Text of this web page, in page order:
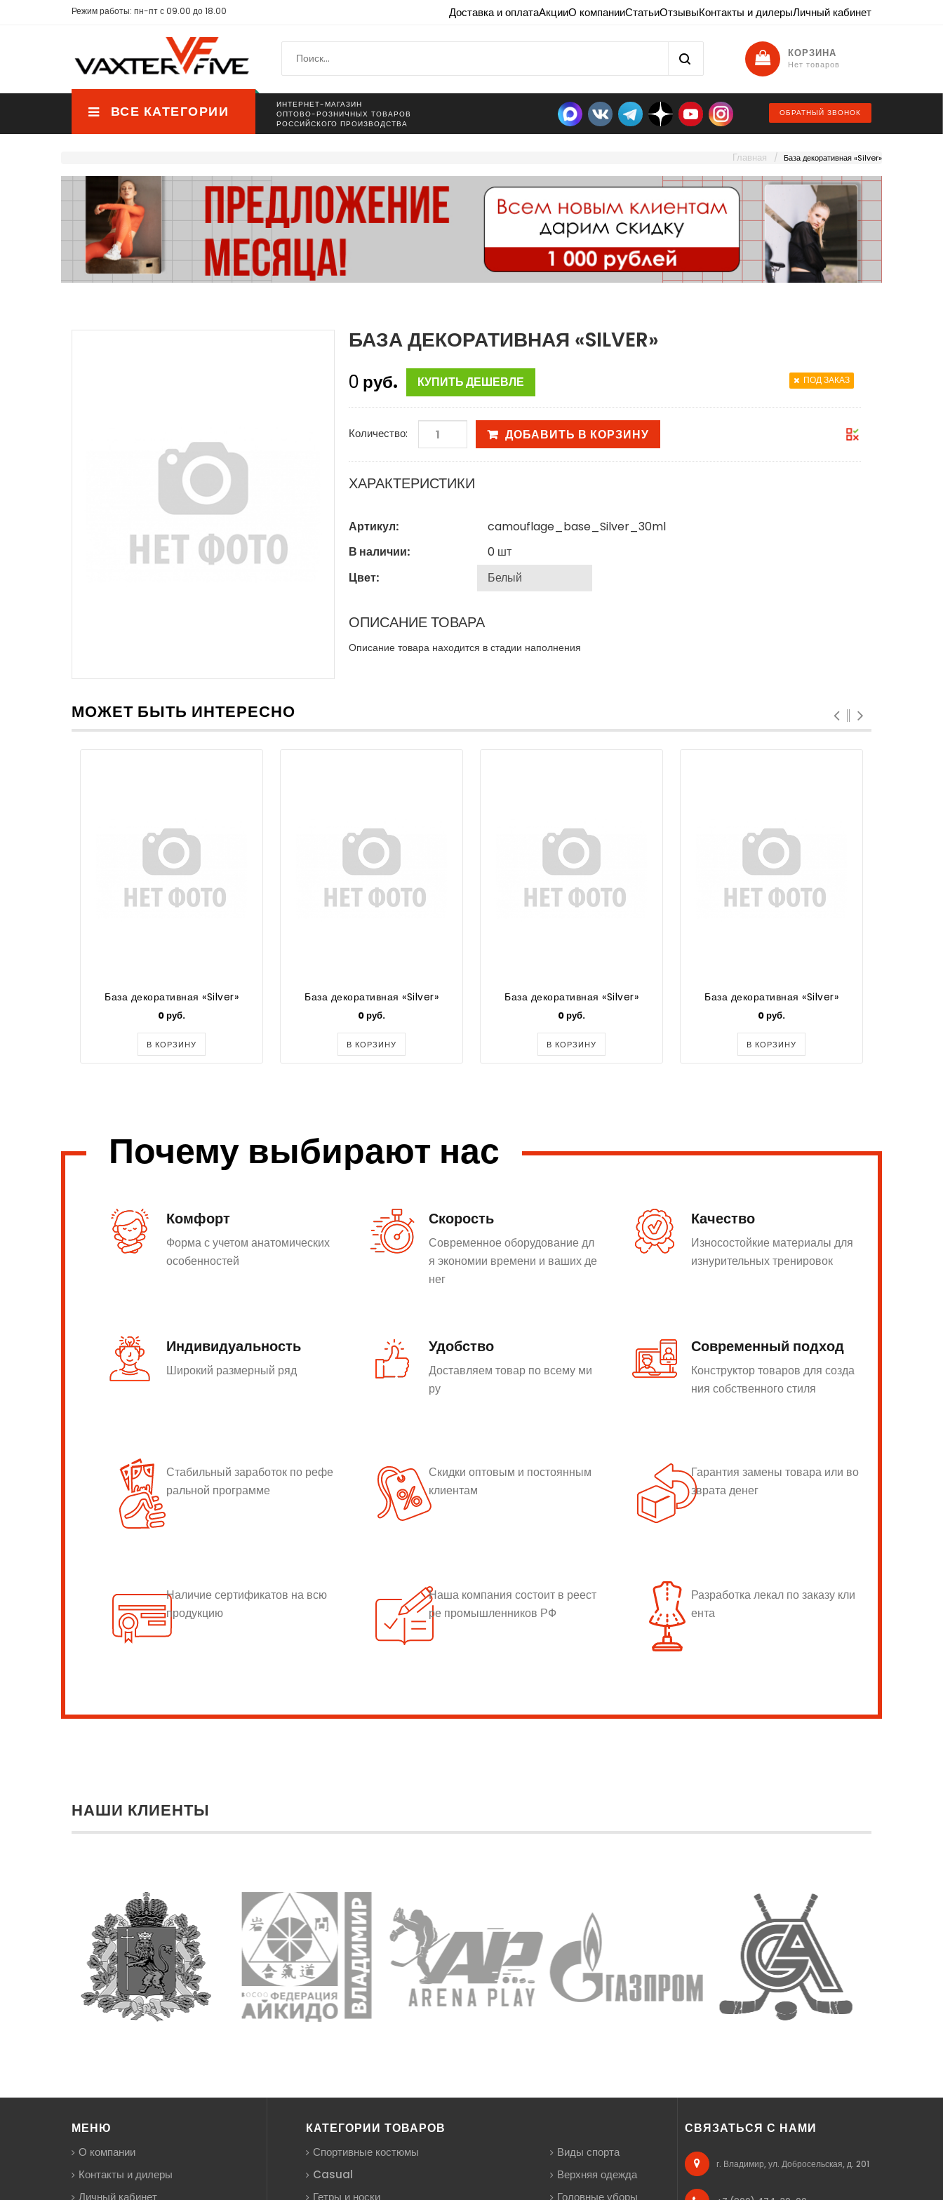
Режим работы: пн-пт с 09.00 до 18.00 Доставка и оплатаАкцииО компанииСтатьиОтзывыКонтакты и дилерыЛичный кабинет
КОРЗИНА
Нет товаров
ВСЕ КАТЕГОРИИ
ИНТЕРНЕТ-МАГАЗИН
ОПТОВО-РОЗНИЧНЫХ ТОВАРОВ
РОССИЙСКОГО ПРОИЗВОДСТВА
ОБРАТНЫЙ ЗВОНОК
Главная База декоративная «Silver»
БАЗА ДЕКОРАТИВНАЯ «SILVER»
0 руб. КУПИТЬ ДЕШЕВЛЕ ПОД ЗАКАЗ
Количество: ДОБАВИТЬ В КОРЗИНУ
ХАРАКТЕРИСТИКИ
Артикул:
camouflage_base_Silver_30ml
В наличии:
0шт
Цвет:
ОПИСАНИЕ ТОВАРА
Описание товара находится в стадии наполнения
МОЖЕТ БЫТЬ ИНТЕРЕСНО
База декоративная «Silver»
0 руб.
В КОРЗИНУ
База декоративная «Silver»
0 руб.
В КОРЗИНУ
База декоративная «Silver»
0 руб.
В КОРЗИНУ
База декоративная «Silver»
0 руб.
В КОРЗИНУ
Почему выбирают нас
Комфорт
Форма с учетом анатомических
особенностей
Скорость
Современное оборудование дл
я экономии времени и ваших де
нег
Качество
Износостойкие материалы для
изнурительных тренировок
Индивидуальность
Широкий размерный ряд
Удобство
Доставляем товар по всему ми
ру
Современный подход
Конструктор товаров для созда
ния собственного стиля
Стабильный заработок по рефе
ральной программе
Скидки оптовым и постоянным
клиентам
Гарантия замены товара или во
зврата денег
Наличие сертификатов на всю
продукцию
Наша компания состоит в реест
ре промышленников РФ
Разработка лекал по заказу кли
ента
НАШИ КЛИЕНТЫ
МЕНЮ
О компании
Контакты и дилеры
КАТЕГОРИИ ТОВАРОВ
Спортивные костюмы
Casual
Виды спорта
Верхняя одежда
СВЯЗАТЬСЯ С НАМИ
г. Владимир, ул. Добросельская, д. 201